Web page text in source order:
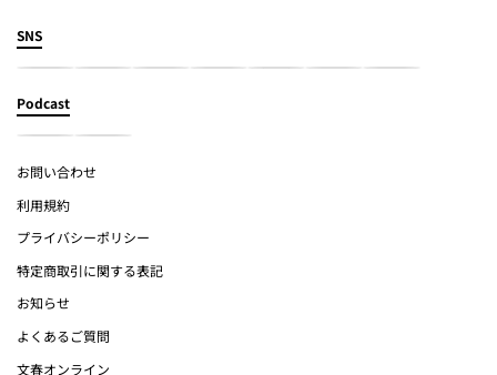
SNS
Podcast
お問い合わせ
利用規約
プライバシーポリシー
特定商取引に関する表記
お知らせ
よくあるご質問
文春オンライン